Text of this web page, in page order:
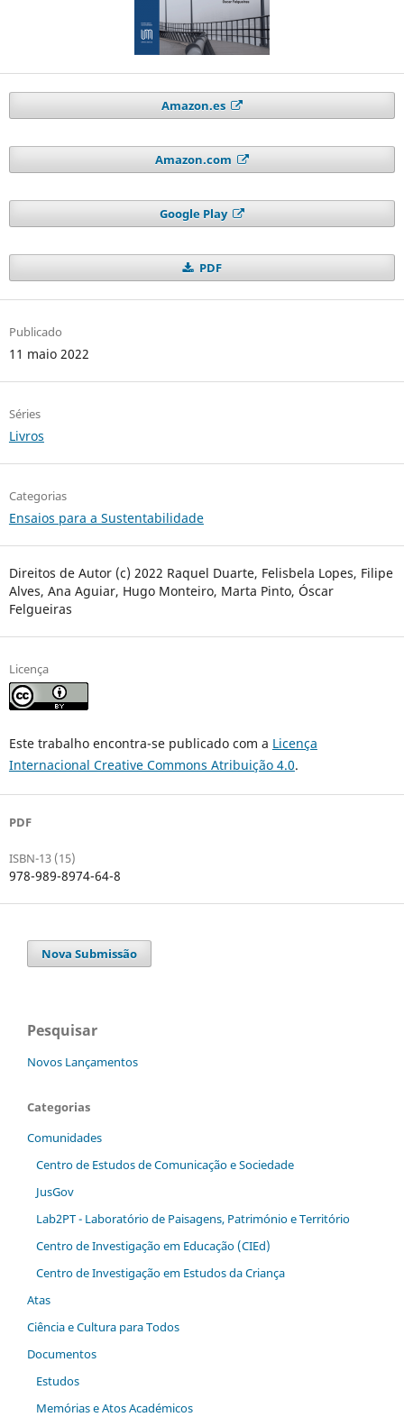
Amazon.es
Amazon.com
Google Play
PDF
Publicado
11 maio 2022
Séries
Livros
Categorias
Ensaios para a Sustentabilidade
Direitos de Autor (c) 2022 Raquel Duarte, Felisbela Lopes, Filipe
Alves, Ana Aguiar, Hugo Monteiro, Marta Pinto, Óscar
Felgueiras
Licença
Este trabalho encontra-se publicado com a Licença
Internacional Creative Commons Atribuição 4.0.
PDF
ISBN-13 (15)
978-989-8974-64-8
Nova Submissão
Pesquisar
Novos Lançamentos
Categorias
Comunidades
Centro de Estudos de Comunicação e Sociedade
JusGov
Lab2PT - Laboratório de Paisagens, Património e Território
Centro de Investigação em Educação (CIEd)
Centro de Investigação em Estudos da Criança
Atas
Ciência e Cultura para Todos
Documentos
Estudos
Memórias e Atos Académicos